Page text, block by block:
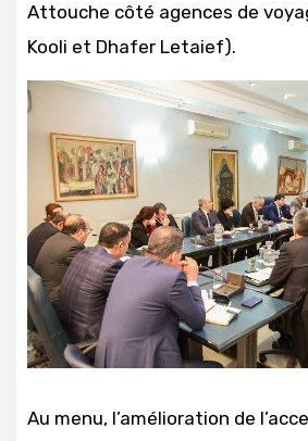
Attouche côté agences de
Kooli et Dhafer Letaief).
Au menu, l’amélioration de